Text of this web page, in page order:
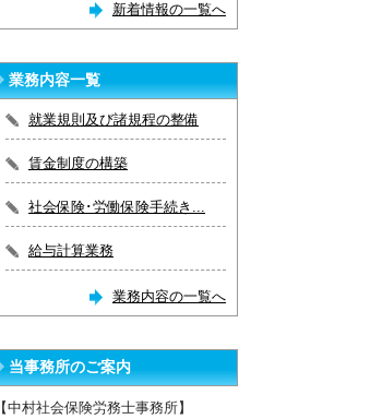
新着情報の一覧へ
業務内容一覧
就業規則及び諸規程の整備
賃金制度の構築
社会保険･労働保険手続き...
給与計算業務
業務内容の一覧へ
当事務所のご案内
【中村社会保険労務士事務所】